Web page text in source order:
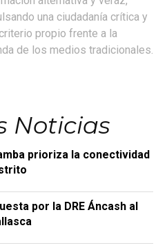
una ciudadanía crítica y
propio frente a la
de los medios tradicionales.
Noticias
prioriza la conectividad
por la DRE Áncash al